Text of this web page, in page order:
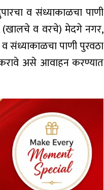
व संध्याकाळचा पाणी
(खालचे व वरचे) मेदगे नगर,
व संध्याकाळचा पाणी पुरवठा
करावे असे आवाहन करण्यात